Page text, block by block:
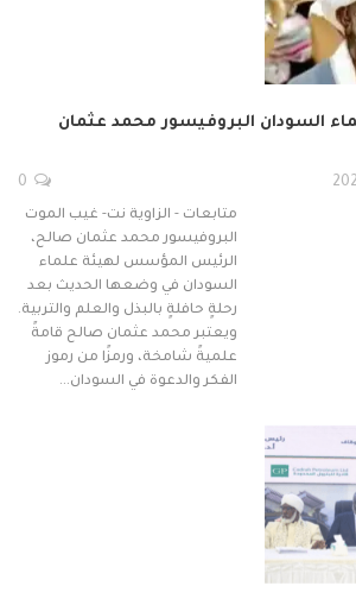
السودان البروفيسور محمد عثمان
متابعات - الزاوية نت- غيب الموت
البروفيسور محمد عثمان صالح،
الرئيس المؤسس لهيئة علماء
السودان في وضعها الحديث بعد
رحلةٍ حافلةٍ بالبذل والعلم والتربية.
ويعتبر محمد عثمان صالح قامةً
علميةً شامخة، ورمزًا من رموز
الفكر والدعوة في السودان…